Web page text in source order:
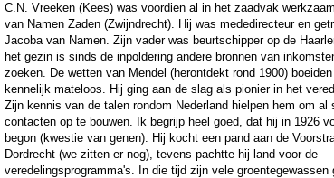
C.N. Vreeken (Kees) was voordien al in het zaadvak
van Namen Zaden (Zwijndrecht). Hij was mededirecteur en
Jacoba van Namen. Zijn vader was beurtschipper op de
het gezin is sinds de inpoldering andere bronnen van
zoeken. De wetten van Mendel (herontdekt rond 1900)
kennelijk mateloos. Hij ging aan de slag als pionier in het
Zijn kennis van de talen rondom Nederland hielpen hem om al
contacten op te bouwen. Ik begrijp heel goed, dat hij in 1926
begon (kwestie van genen). Hij kocht een pand aan de
Dordrecht (we zitten er nog), tevens pachtte hij land voor de
veredelingsprogramma's. In die tijd zijn vele groentegewassen